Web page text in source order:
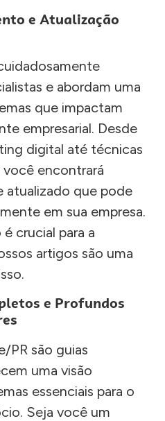
e Atualização
e abordam uma
que impactam
empresarial. Desde
digital até técnicas
encontrará
atualizado que pode
em sua empresa.
crucial para a
artigos são uma
e Profundos
PR são guias
uma visão
essenciais para o
Seja você um